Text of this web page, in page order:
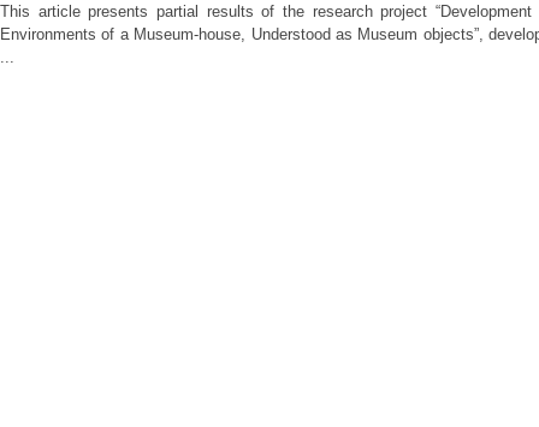
This article presents partial results of the research project
Environments of a Museum-house, Understood as Museum objects”,
...